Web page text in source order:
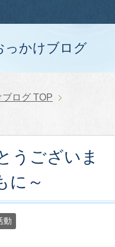
っかけブログ
ブログ TOP
うございま
に～
動